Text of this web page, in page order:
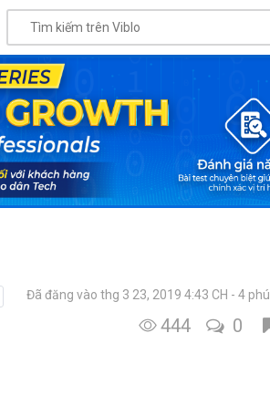
Đã đăng vào thg 3 23, 2019 4:43 CH 4
444 0